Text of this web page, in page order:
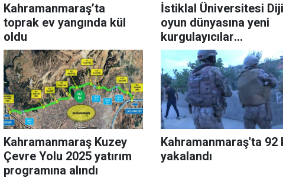
Kahramanmaraş’ta
toprak ev yangında kül
oldu
İstiklal Üniversitesi
oyun dünyasına yeni
kurgulayıcılar
yetiştiriliyor
Kahramanmaraş Kuzey
Çevre Yolu 2025 yatırım
programına alındı
Kahramanmaraş'ta 92
yakalandı